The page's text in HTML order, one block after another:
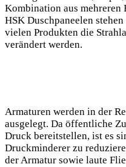
Kombination aus mehreren
HSK Duschpaneelen
vielen Produkten die
verändert werden.
Armaturen werden in der
ausgelegt. Da öffentliche
Druck bereitstellen, ist es
Druckminderer zu
der Armatur sowie laute